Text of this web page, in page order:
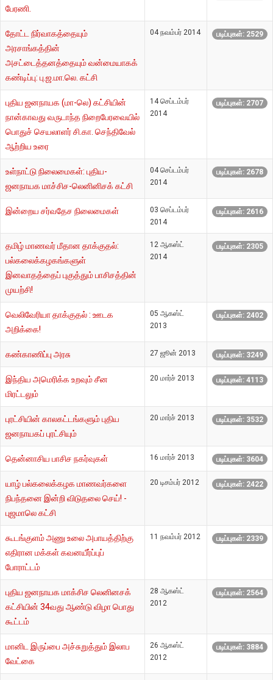
பேரணி.
தோட்ட நிர்வாகத்தையும்
அரசாங்கத்தின்
அசட்டைத்தனத்தையும் வன்மையாகக்
கண்டிப்பு: பு.ஜ.மா.லெ. கட்சி
04 நவம்பர் 2014 படிப்புகள்: 2529
புதிய ஜனநாயக (மா-லெ) கட்சியின்
நான்காவது வருடாந்த நிறைபேரவையில்
பொதுச் செயலாளர் சி.கா. செந்திவேல்
ஆற்றிய உரை
14 செப்டம்பர்
2014
படிப்புகள்: 2707
உள்நாட்டு நிலைமைகள்: புதிய-
ஜனநாயக மாச்சிச-லெனினிசக் கட்சி
04 செப்டம்பர்
2014
படிப்புகள்: 2678
இன்றைய சர்வதேச நிலைமைகள்
03 செப்டம்பர்
2014
படிப்புகள்: 2616
தமிழ் மாணவர் மீதான தாக்குதல்:
பல்கலைக்கழகங்களுள்
இனவாதத்தைப் புகுத்தும் பாசிசத்தின்
முயற்சி!
12 ஆகஸ்ட்
2014
படிப்புகள்: 2305
வெலிவேரியா தாக்குதல் : ஊடக
அறிக்கை!
05 ஆகஸ்ட்
2013
படிப்புகள்: 2402
கண்காணிப்பு அரசு 27 ஜூன் 2013 படிப்புகள்: 3249
இந்திய அமெரிக்க உறவும் சீன
மிரட்டலும்
20 மார்ச் 2013 படிப்புகள்: 4113
புரட்சியின் காலகட்டங்களும் புதிய
ஜனநாயகப் புரட்சியும்
20 மார்ச் 2013 படிப்புகள்: 3532
தென்னாசிய பாசிச நகர்வுகள் 16 மார்ச் 2013 படிப்புகள்: 3604
யாழ் பல்கலைக்கழக மாணவர்களை
நிபந்தனை இன்றி விடுதலை செய்! -
புஜமாலெ கட்சி
20 டிசம்பர் 2012 படிப்புகள்: 2422
கூடங்குளம் அணு உலை அபாயத்திற்கு
எதிரான மக்கள் கவனயீர்ப்புப்
போராட்டம்
11 நவம்பர் 2012 படிப்புகள்: 2339
புதிய ஜனநாயக மாக்சிச லெனினசக்
கட்சியின் 34வது ஆண்டு விழா பொது
கூட்டம்
28 ஆகஸ்ட்
2012
படிப்புகள்: 2564
மானிட இருப்பை அச்சுறுத்தும் இலாப
வேட்கை
26 ஆகஸ்ட்
2012
படிப்புகள்: 3884